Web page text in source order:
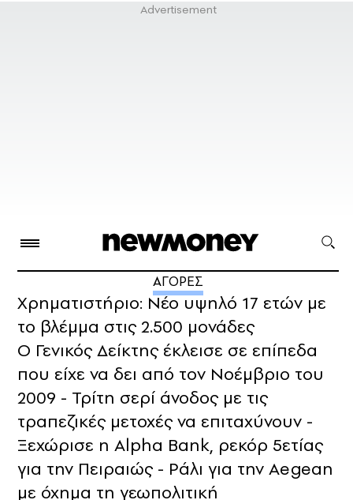
ΑΓΟΡΕΣ
Χρηματιστήριο: Νέο υψηλό 17 ετών με
το βλέμμα στις 2.500 μονάδες
Ο Γενικός Δείκτης έκλεισε σε επίπεδα
που είχε να δει από τον Νοέμβριο του
2009 - Τρίτη σερί άνοδος με τις
τραπεζικές μετοχές να επιταχύνουν -
Ξεχώρισε η Alpha Bank, ρεκόρ 5ετίας
για την Πειραιώς - Ράλι για την Aegean
με όχημα τη γεωπολιτική